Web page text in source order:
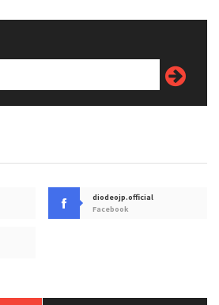
diodeojp.official
Facebook